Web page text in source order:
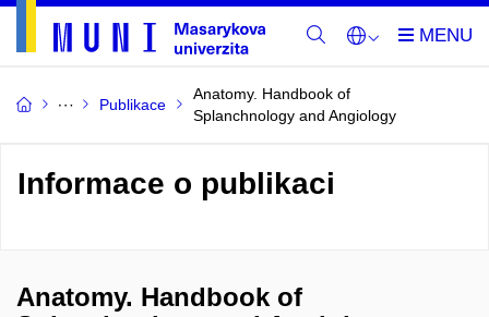
Publikace
Anatomy. Handbook of
Splanchnology and Angiology
Informace o publikaci
Anatomy. Handbook of